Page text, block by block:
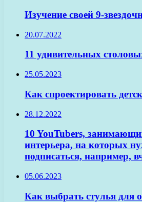
Изучение своей 9-
20.07.2022
11 удивительных
25.05.2023
Как спроектировать
28.12.2022
10 YouTubers,
интерьера, на которых
подписаться, например,
05.06.2023
Как выбрать стулья для